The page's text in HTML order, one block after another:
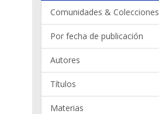
Comunidades & Colecciones
Por fecha de publicación
Autores
Títulos
Materias